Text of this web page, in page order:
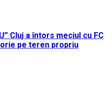
Cluj a întors meciul cu FC
pe teren propriu